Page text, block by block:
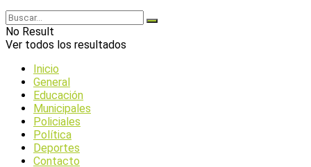
No Result
Ver todos los resultados
Inicio
General
Educación
Municipales
Policiales
Política
Deportes
Contacto